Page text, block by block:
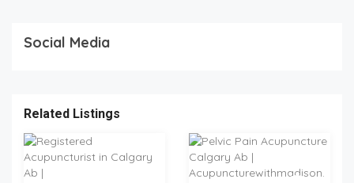
Social Media
Related Listings